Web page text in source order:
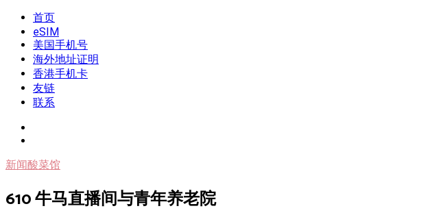
Skip
content
我是王掌柜
新闻酸菜馆|极客电台|自媒体联盟
首页
eSIM
美国手机号
海外地址证明
香港手机卡
友链
联系
新闻酸菜馆
610 牛马直播间与青年养老院